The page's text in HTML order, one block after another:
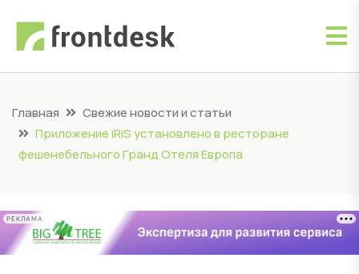
Главная
Свежие новости и статьи
Приложение iRiS установлено в ресторане
фешенебельного Гранд Отеля Европа
РЕКЛАМА